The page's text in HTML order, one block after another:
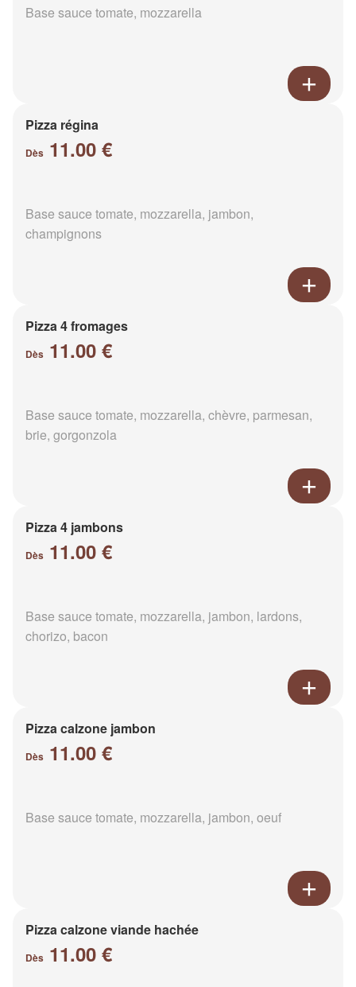
Base sauce tomate, mozzarella
Pizza régina
Dès 11.00 €
Base sauce tomate, mozzarella, jambon,
champignons
Pizza 4 fromages
Dès 11.00 €
Base sauce tomate, mozzarella, chèvre, parmesan,
brie, gorgonzola
Pizza 4 jambons
Dès 11.00 €
Base sauce tomate, mozzarella, jambon, lardons,
chorizo, bacon
Pizza calzone jambon
Dès 11.00 €
Base sauce tomate, mozzarella, jambon, oeuf
Pizza calzone viande hachée
Dès 11.00 €